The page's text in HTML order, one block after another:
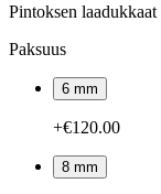
Pintoksen laadukkaat
Paksuus
6 mm
+€120.00
8 mm